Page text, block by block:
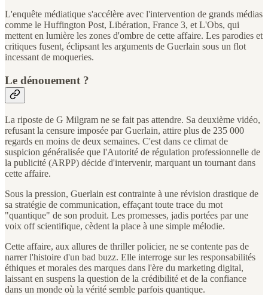
L'enquête médiatique s'accélère avec l'intervention de grands médias
comme le Huffington Post, Libération, France 3, et L'Obs, qui
mettent en lumière les zones d'ombre de cette affaire. Les parodies et
critiques fusent, éclipsant les arguments de Guerlain sous un flot
incessant de moqueries.
Le dénouement ?
La riposte de G Milgram ne se fait pas attendre. Sa deuxième vidéo,
refusant la censure imposée par Guerlain, attire plus de 235 000
regards en moins de deux semaines. C'est dans ce climat de
suspicion généralisée que l'Autorité de régulation professionnelle de
la publicité (ARPP) décide d'intervenir, marquant un tournant dans
cette affaire.
Sous la pression, Guerlain est contrainte à une révision drastique de
sa stratégie de communication, effaçant toute trace du mot
"quantique" de son produit. Les promesses, jadis portées par une
voix off scientifique, cèdent la place à une simple mélodie.
Cette affaire, aux allures de thriller policier, ne se contente pas de
narrer l'histoire d'un bad buzz. Elle interroge sur les responsabilités
éthiques et morales des marques dans l'ère du marketing digital,
laissant en suspens la question de la crédibilité et de la confiance
dans un monde où la vérité semble parfois quantique.